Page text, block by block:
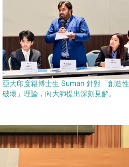
亞大印度籍博士生 Suman 針對「創造性
破壞」理論，向大師提出深刻見解。